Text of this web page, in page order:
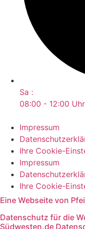
Sa :
08:00 - 12:00 Uhr
Impressum
Ihre Cookie-
Impressum
Ihre Cookie-
Eine Webseite von
Datenschutz für die
Südwesten.de